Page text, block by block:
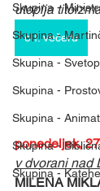
Skupina -
Skupina -
Skupina -
Skupina -
Skupina -
Skupina -
Skupina -
utopija
o I. večeru
ponedeljek,
v dvorani nad
MILENA